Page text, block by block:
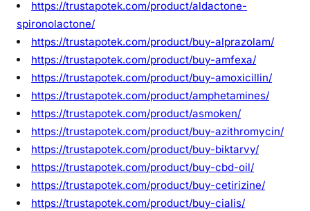
https://trustapotek.com/product/aldactone-
spironolactone/
https://trustapotek.com/product/buy-alprazolam/
https://trustapotek.com/product/buy-amfexa/
https://trustapotek.com/product/buy-amoxicillin/
https://trustapotek.com/product/amphetamines/
https://trustapotek.com/product/asmoken/
https://trustapotek.com/product/buy-azithromycin/
https://trustapotek.com/product/buy-biktarvy/
https://trustapotek.com/product/buy-cbd-oil/
https://trustapotek.com/product/buy-cetirizine/
https://trustapotek.com/product/buy-cialis/